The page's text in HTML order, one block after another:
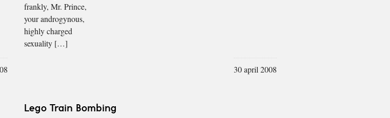
frankly, Mr. Prince,
your androgynous,
highly charged
sexuality […]
30 april 2008
Lego Train Bombing